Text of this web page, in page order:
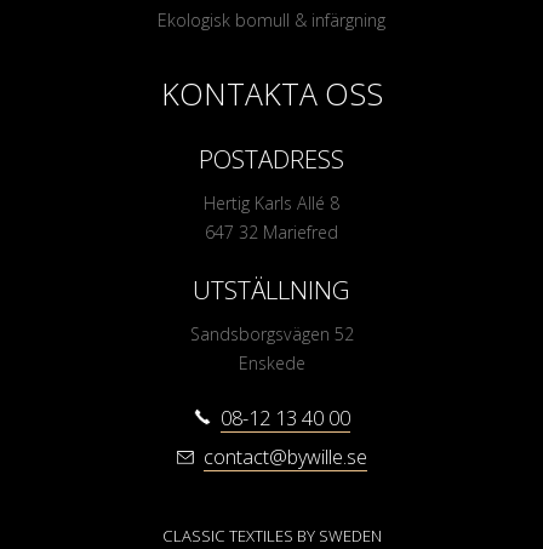
Ekologisk bomull & infärgning
KONTAKTA OSS
POSTADRESS
Hertig Karls Allé 8
647 32 Mariefred
UTSTÄLLNING
Sandsborgsvägen 52
Enskede
08-12 13 40 00
contact@bywille.se
CLASSIC TEXTILES BY SWEDEN